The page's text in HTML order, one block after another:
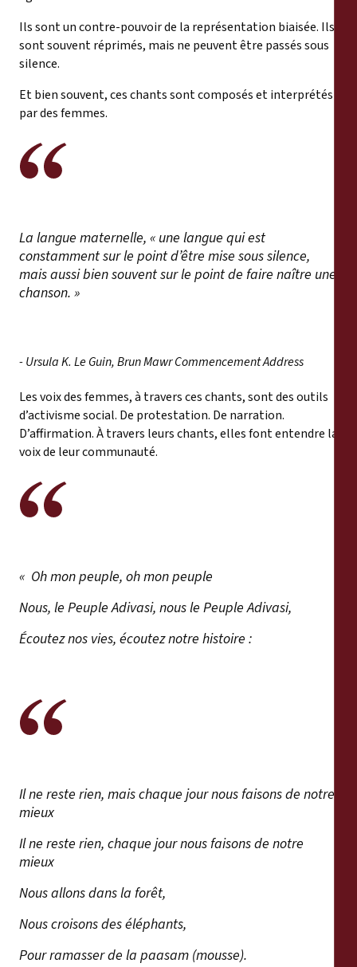
Ils sont un contre-pouvoir de la représentation biaisée. Ils
sont souvent réprimés, mais ne peuvent être passés sous
silence.
Et bien souvent, ces chants sont composés et interprétés
par des femmes.
La langue maternelle, « une langue qui est
constamment sur le point d’être mise sous silence,
mais aussi bien souvent sur le point de faire naître une
chanson. »
- Ursula K. Le Guin, Brun Mawr Commencement Address
Les voix des femmes, à travers ces chants, sont des outils
d’activisme social. De protestation. De narration.
D’affirmation. À travers leurs chants, elles font entendre la
voix de leur communauté.
« Oh mon peuple, oh mon peuple
Nous, le Peuple Adivasi, nous le Peuple Adivasi,
Écoutez nos vies, écoutez notre histoire :
Il ne reste rien, mais chaque jour nous faisons de notre
mieux
Il ne reste rien, chaque jour nous faisons de notre
mieux
Nous allons dans la forêt,
Nous croisons des éléphants,
Pour ramasser de la paasam (mousse).